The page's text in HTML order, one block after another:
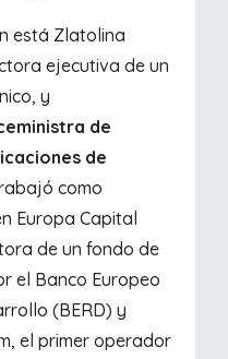
está Zlatolina
ejecutiva de un
y
de
de
como
Europa Capital
de un fondo de
el Banco Europeo
(BERD) y
el primer operador